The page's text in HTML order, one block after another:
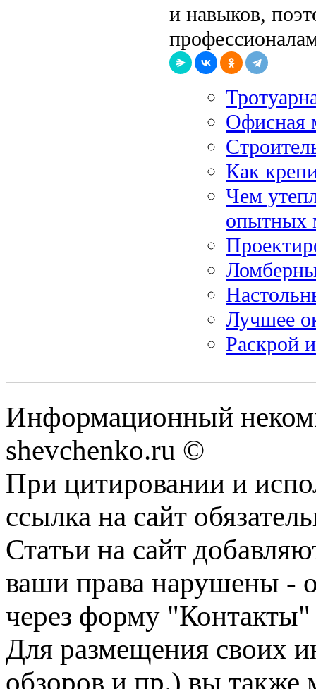
и навыков,
Офисная
Как
Чем
опытных
Лучшее
Раскрой
Информационный
shevchenko.ru ©
При цитировании и
ссылка на сайт
Статьи на сайт
ваши права нарушены -
через форму "Контакты"
Для размещения своих
обзоров и пр.) вы также